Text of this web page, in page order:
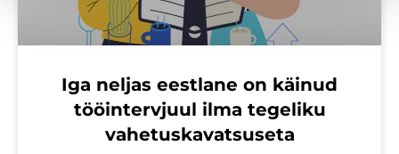
Iga neljas eestlane on käinud
tööintervjuul ilma tegeliku
vahetuskavatsuseta